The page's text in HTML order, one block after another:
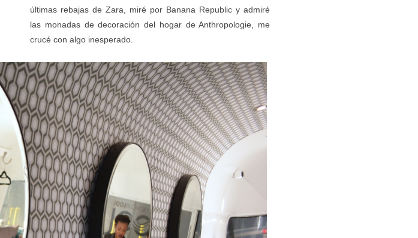
últimas rebajas de Zara, miré por Banana Republic y admiré
las monadas de decoración del hogar de Anthropologie, me
crucé con algo inesperado.